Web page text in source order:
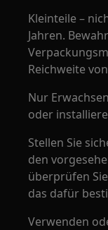
Kleinteile –
Jahren.
Reichweite
Nur
oder
Stellen Sie
den
überprüfen
das dafür
Verwenden